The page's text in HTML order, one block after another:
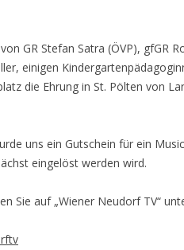
GR Stefan Satra (ÖVP), gfGR
einigen
die Ehrung in St. Pölten von
uns ein Gutschein für ein
eingelöst werden wird.
Sie auf „Wiener Neudorf TV“